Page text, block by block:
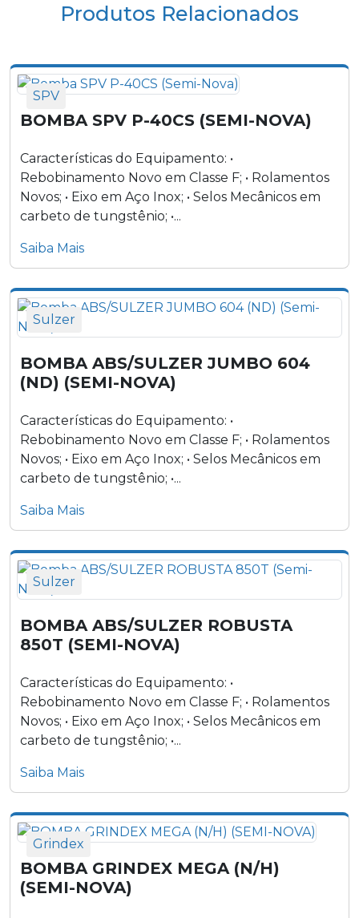
Bomba FLYGT 5150 (Semi-Nova)
Produtos Relacionados
SPV
BOMBA SPV P-40CS (SEMI-NOVA)
Características do Equipamento: •
Rebobinamento Novo em Classe F; • Rolamentos
Novos; • Eixo em Aço Inox; • Selos Mecânicos em
carbeto de tungstênio; •...
Saiba Mais
Sulzer
BOMBA ABS/SULZER JUMBO 604
(ND) (SEMI-NOVA)
Características do Equipamento: •
Rebobinamento Novo em Classe F; • Rolamentos
Novos; • Eixo em Aço Inox; • Selos Mecânicos em
carbeto de tungstênio; •...
Saiba Mais
Sulzer
BOMBA ABS/SULZER ROBUSTA
850T (SEMI-NOVA)
Características do Equipamento: •
Rebobinamento Novo em Classe F; • Rolamentos
Novos; • Eixo em Aço Inox; • Selos Mecânicos em
carbeto de tungstênio; •...
Saiba Mais
Grindex
BOMBA GRINDEX MEGA (N/H)
(SEMI-NOVA)